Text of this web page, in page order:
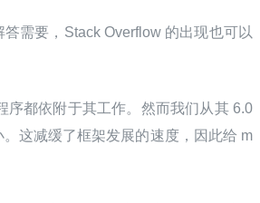
需要，Stack Overflow 的出现也可以
序都依附于其工作。然而我们从其 6.0
这减缓了框架发展的速度，因此给 m